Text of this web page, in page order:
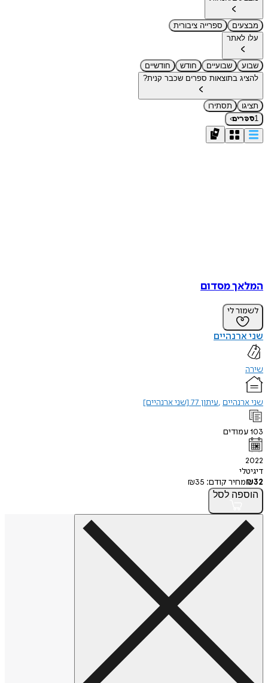
מבצעים
ספרייה ציבורית
עלו לאתר
שבוע שבועיים חודש
חודשיים
להציג בתוצאות ספרים שכבר קנית?
תציגו
תסתירו
1ספרים›
המלאך מסדום
לשמור לי
שני ארנהיים
שירה
שני ארנהיים עיתון 77 [שני ארנהיים]
103עמודים
2022
דיגיטלי
₪32 מחיר קודם: ₪35
הוספה לסל